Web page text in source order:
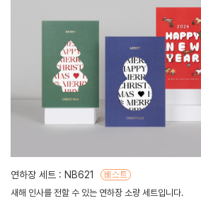
연하장 세트 : NB621
새해 인사를 전할 수 있는 연하장 소량 세트입니다.